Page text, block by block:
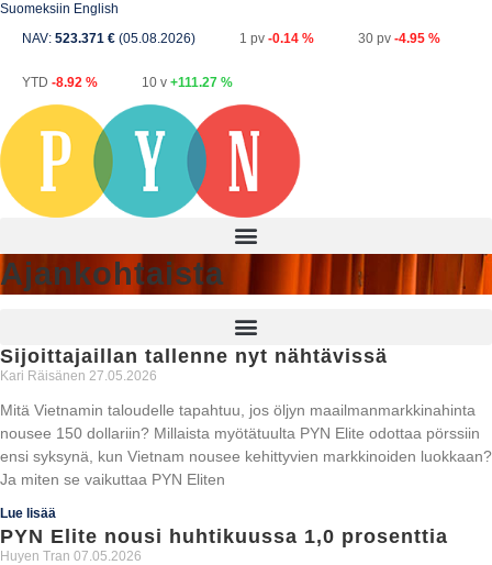
Suomeksiin English
NAV: 523.371 € (05.08.2026) 1 pv -0.14 % 30 pv -4.95 %
YTD -8.92 % 10 v +111.27 %
Ajankohtaista
Sijoittajaillan tallenne nyt nähtävissä
Kari Räisänen 27.05.2026
Mitä Vietnamin taloudelle tapahtuu, jos öljyn maailmanmarkkinahinta
nousee 150 dollariin? Millaista myötätuulta PYN Elite odottaa pörssiin
ensi syksynä, kun Vietnam nousee kehittyvien markkinoiden luokkaan?
Ja miten se vaikuttaa PYN Eliten
Lue lisää
PYN Elite nousi huhtikuussa 1,0 prosenttia
Huyen Tran 07.05.2026